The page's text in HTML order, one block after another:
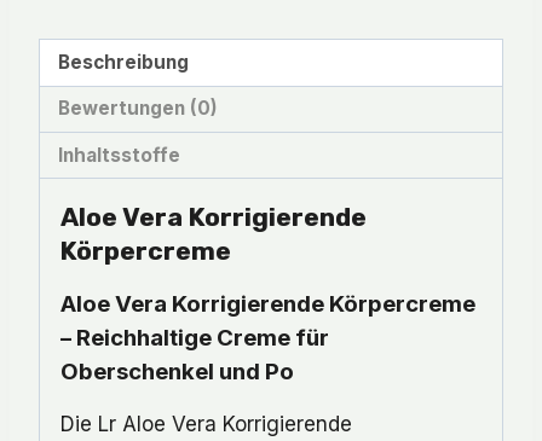
Beschreibung
Bewertungen (0)
Inhaltsstoffe
Aloe Vera Korrigierende
Körpercreme
Aloe Vera Korrigierende Körpercreme
– Reichhaltige Creme für
Oberschenkel und Po
Die Lr Aloe Vera Korrigierende